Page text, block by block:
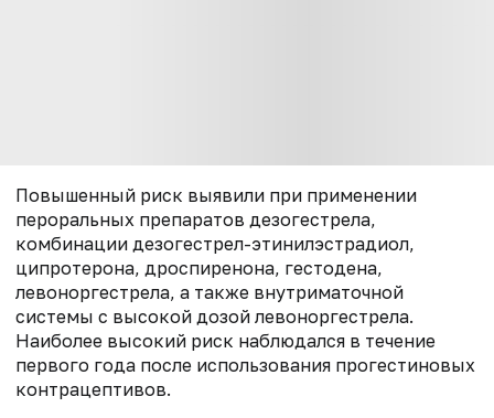
Повышенный риск выявили при применении
пероральных препаратов дезогестрела,
комбинации дезогестрел-этинилэстрадиол,
ципротерона, дроспиренона, гестодена,
левоноргестрела, а также внутриматочной
системы с высокой дозой левоноргестрела.
Наиболее высокий риск наблюдался в течение
первого года после использования прогестиновых
контрацептивов.